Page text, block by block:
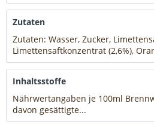
Zutaten
Zutaten: Wasser, Zucker,
Limettensaftkonzentrat (2,6%),
Inhaltsstoffe
Nährwertangaben je 100ml
davon gesättigte...